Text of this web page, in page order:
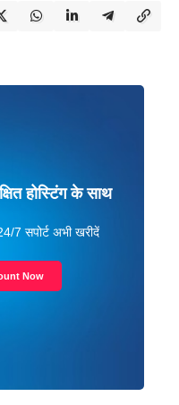
होस्टिंग के साथ
7 सपोर्ट अभी खरीदें
Now